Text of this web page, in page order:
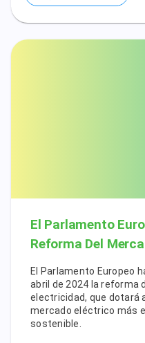
El Parlamento
Reforma Del
El Parlamento Europeo
abril de 2024 la reforma
electricidad, que dotará
mercado eléctrico más
sostenible.